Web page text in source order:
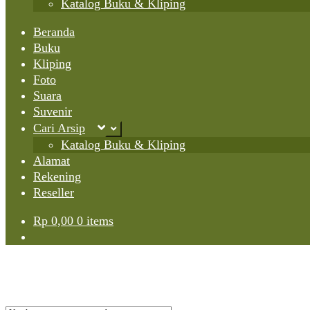
Katalog Buku & Kliping
Beranda
Buku
Kliping
Foto
Suara
Suvenir
Cari Arsip
Expand
child
menu
Katalog Buku & Kliping
Alamat
Rekening
Reseller
Rp 0,00 0 items